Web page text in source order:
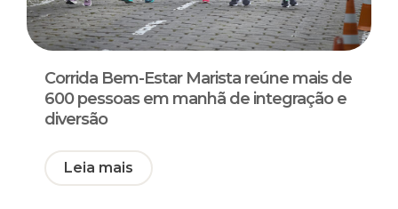
Corrida Bem-Estar Marista reúne mais de
600 pessoas em manhã de integração e
diversão
Leia mais